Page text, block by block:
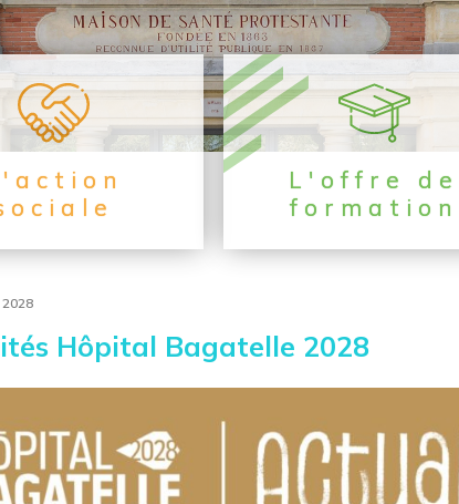
L'offre de
formation
Hôpital Bagatelle 2028